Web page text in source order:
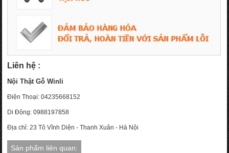
Liên hệ :
Nội Thật Gỗ Winli
Điện Thoại: 04235668152
Di Động: 0988197858
Địa chỉ: 23 Tô Vĩnh Diện - Thanh Xuân - Hà Nội
Sản phẩm liên quan: